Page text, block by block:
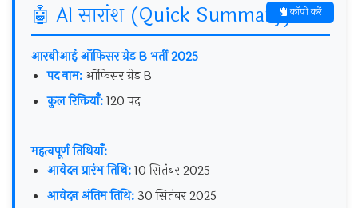
🤖 AI सारांश (Quick Summary)
आरबीआई ऑफिसर ग्रेड B भर्ती 2025
पद नाम:ऑफिसर ग्रेड B
कुल रिक्तियाँ:120 पद
महत्वपूर्ण तिथियाँ:
आवेदन प्रारंभ तिथि:10 सितंबर 2025
आवेदन अंतिम तिथि:30 सितंबर 2025
कॉपी करें